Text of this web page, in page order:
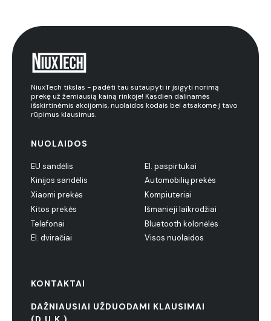
NiuxTech tikslas - padėti tau sutaupyti ir įsigyti norimą
prekę už žemiausią kainą rinkoje! Kasdien dalinamės
išskirtinėmis akcijomis, nuolaidos kodais bei atsakome į tavo
rūpimus klausimus.
NUOLAIDOS
EU sandėlis
Kinijos sandėlis
Xiaomi prekės
Kitos prekės
Telefonai
El. dviračiai
El. paspirtukai
Automobilių prekės
Kompiuteriai
Išmanieji laikrodžiai
Bluetooth kolonėlės
Visos nuolaidos
KONTAKTAI
DAŽNIAUSIAI UŽDUODAMI KLAUSIMAI